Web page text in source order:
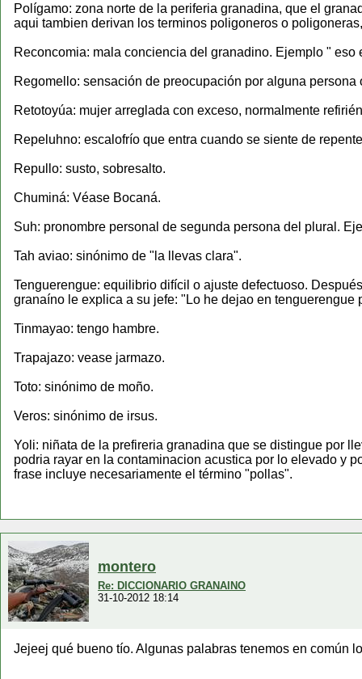
Polígamo: zona norte de la periferia granadina, que el
aqui tambien derivan los terminos poligoneros o
Reconcomia: mala conciencia del granadino. Ejemplo "
Regomello: sensación de preocupación por alguna
Retotoyúa: mujer arreglada con exceso, normalmente
Repeluhno: escalofrío que entra cuando se siente de
Repullo: susto, sobresalto.
Chuminá: Véase Bocaná.
Suh: pronombre personal de segunda persona del plural.
Tah aviao: sinónimo de "la llevas clara".
Tenguerengue: equilibrio difícil o ajuste defectuoso.
granaíno le explica a su jefe: "Lo he dejao en
Tinmayao: tengo hambre.
Trapajazo: vease jarmazo.
Toto: sinónimo de moño.
Veros: sinónimo de irsus.
Yoli: niñata de la prefireria granadina que se distingue por
podria rayar en la contaminacion acustica por lo elevado y
frase incluye necesariamente el término "pollas".
montero
Re: DICCIONARIO GRANAINO
31-10-2012 18:14
Jejeej qué bueno tío. Algunas palabras tenemos en común